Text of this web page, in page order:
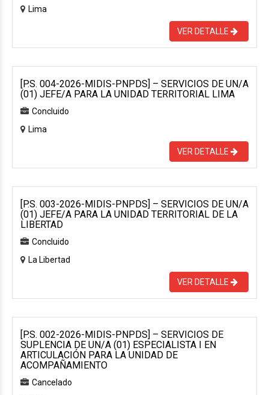
Lima
VER DETALLE
[P.S. 004-2026-MIDIS-PNPDS] – SERVICIOS DE UN/A
(01) JEFE/A PARA LA UNIDAD TERRITORIAL LIMA
Concluido
Lima
VER DETALLE
[P.S. 003-2026-MIDIS-PNPDS] – SERVICIOS DE UN/A
(01) JEFE/A PARA LA UNIDAD TERRITORIAL DE LA
LIBERTAD
Concluido
La Libertad
VER DETALLE
[P.S. 002-2026-MIDIS-PNPDS] – SERVICIOS DE
SUPLENCIA DE UN/A (01) ESPECIALISTA I EN
ARTICULACIÓN PARA LA UNIDAD DE
ACOMPAÑAMIENTO
Cancelado